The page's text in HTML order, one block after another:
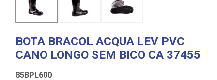
BOTA BRACOL ACQUA LEV PVC
CANO LONGO SEM BICO CA 37455
85BPL600